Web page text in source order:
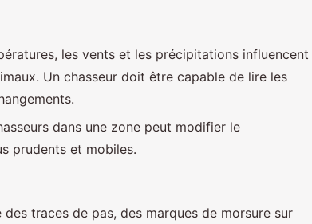
les vents et les précipitations influencent
Un chasseur doit être capable de lire les
dans une zone peut modifier le
prudents et mobiles.
des traces de pas, des marques de morsure sur